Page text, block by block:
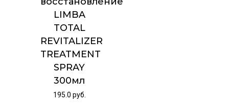
LIMBA
TOTAL
REVITALIZER
TREATMENT
SPRAY
300мл
195.0 руб.